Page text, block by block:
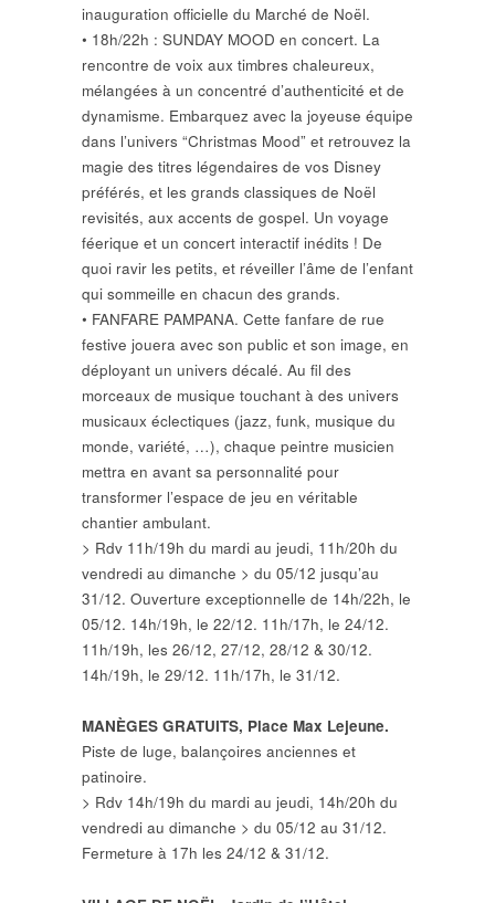
inauguration officielle du Marché de Noël.
• 18h/22h : SUNDAY MOOD en concert. La
rencontre de voix aux timbres chaleureux,
mélangées à un concentré d’authenticité et de
dynamisme. Embarquez avec la joyeuse équipe
dans l’univers “Christmas Mood” et retrouvez la
magie des titres légendaires de vos Disney
préférés, et les grands classiques de Noël
revisités, aux accents de gospel. Un voyage
féerique et un concert interactif inédits ! De
quoi ravir les petits, et réveiller l’âme de l’enfant
qui sommeille en chacun des grands.
• FANFARE PAMPANA. Cette fanfare de rue
festive jouera avec son public et son image, en
déployant un univers décalé. Au fil des
morceaux de musique touchant à des univers
musicaux éclectiques (jazz, funk, musique du
monde, variété, …), chaque peintre musicien
mettra en avant sa personnalité pour
transformer l’espace de jeu en véritable
chantier ambulant.
> Rdv 11h/19h du mardi au jeudi, 11h/20h du
vendredi au dimanche > du 05/12 jusqu’au
31/12. Ouverture exceptionnelle de 14h/22h, le
05/12. 14h/19h, le 22/12. 11h/17h, le 24/12.
11h/19h, les 26/12, 27/12, 28/12 & 30/12.
14h/19h, le 29/12. 11h/17h, le 31/12.
MANÈGES GRATUITS, Place Max Lejeune.
Piste de luge, balançoires anciennes et
patinoire.
> Rdv 14h/19h du mardi au jeudi, 14h/20h du
vendredi au dimanche > du 05/12 au 31/12.
Fermeture à 17h les 24/12 & 31/12.